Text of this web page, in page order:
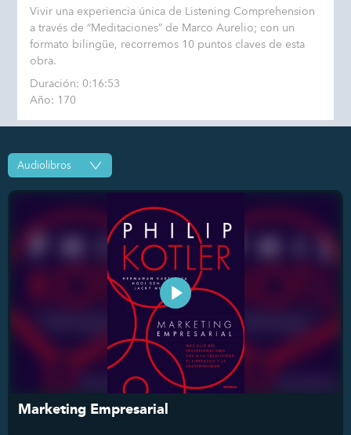
Vivir una experiencia única de Listening Comprehension
a través de “Meditaciones” de Marco Aurelio; con un
formato bilingüe, recorremos 10 puntos claves de esta
obra.
Duración: 0:16:53
Año: 170
Marketing Empresarial